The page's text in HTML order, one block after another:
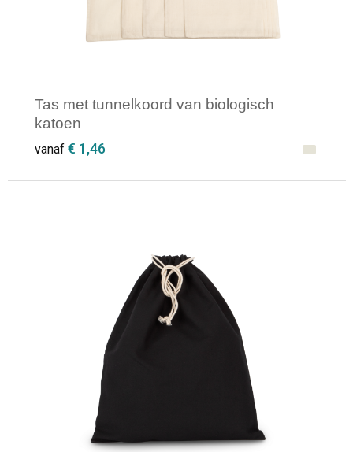
Tas met tunnelkoord van biologisch
katoen
vanaf € 1,46